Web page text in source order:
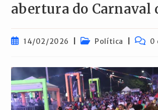
abertura do Carnaval
Post14/02/2026
Categoria
Política 0